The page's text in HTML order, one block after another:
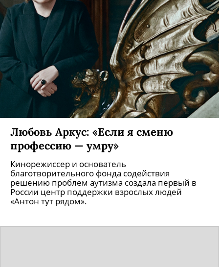
Любовь Аркус: «Если я сменю
профессию — умру»
Кинорежиссер и основатель
благотворительного фонда содействия
решению проблем аутизма создала первый в
России центр поддержки взрослых людей
«Антон тут рядом».